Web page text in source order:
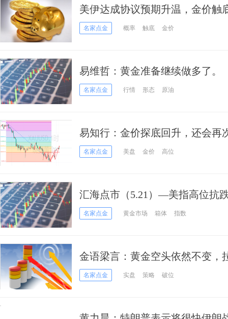
美伊达成协议预期升温，金价触
名家点金 概率 触底 金价
易维哲：黄金准备继续做多了。
名家点金 行情 形态 原油
易知行：金价探底回升，还会再
名家点金 美盘 金价 高位
汇海点市（5.21）—美指高位抗
日游！
名家点金 黄金市场 箱体 指数
金语梁言：黄金空头依然不变，
局；
名家点金 实盘 策略 破位